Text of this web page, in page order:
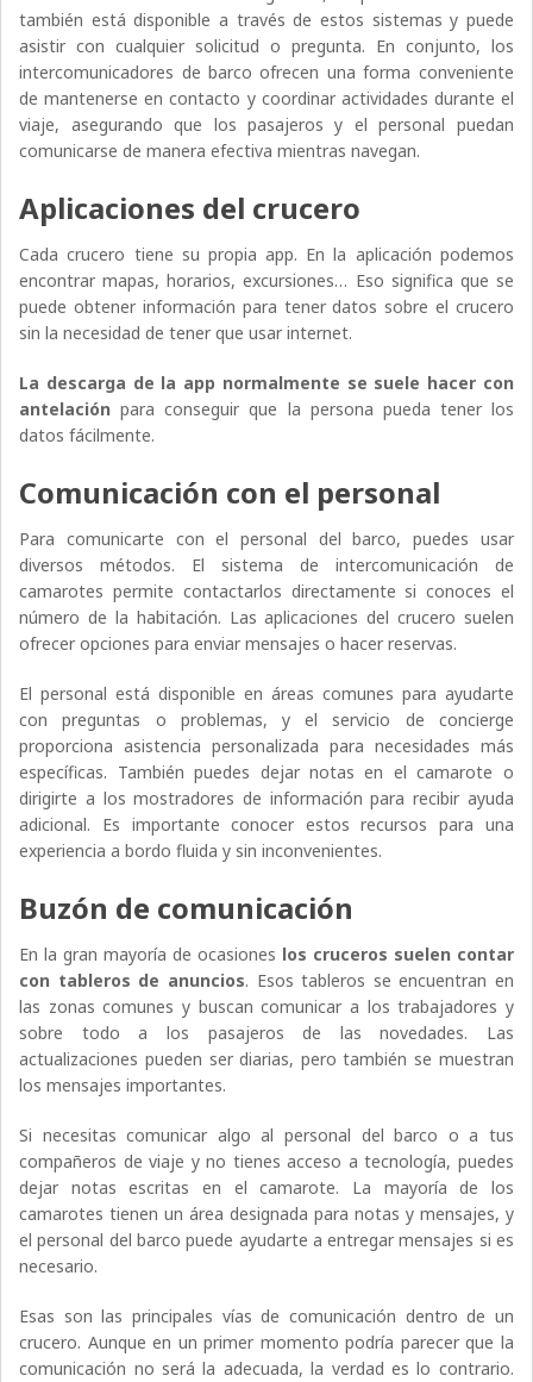
también está disponible a través de estos sistemas y puede
asistir con cualquier solicitud o pregunta. En conjunto, los
intercomunicadores de barco ofrecen una forma conveniente
de mantenerse en contacto y coordinar actividades durante el
viaje, asegurando que los pasajeros y el personal puedan
comunicarse de manera efectiva mientras navegan.
Aplicaciones del crucero
Cada crucero tiene su propia app. En la aplicación podemos
encontrar mapas, horarios, excursiones… Eso significa que se
puede obtener información para tener datos sobre el crucero
sin la necesidad de tener que usar internet.
La descarga de la app normalmente se suele hacer con
antelaciónpara conseguir que la persona pueda tener los
datos fácilmente.
Comunicación con el personal
Para comunicarte con el personal del barco, puedes usar
diversos métodos. El sistema de intercomunicación de
camarotes permite contactarlos directamente si conoces el
número de la habitación. Las aplicaciones del crucero suelen
ofrecer opciones para enviar mensajes o hacer reservas.
El personal está disponible en áreas comunes para ayudarte
con preguntas o problemas, y el servicio de concierge
proporciona asistencia personalizada para necesidades más
específicas. También puedes dejar notas en el camarote o
dirigirte a los mostradores de información para recibir ayuda
adicional. Es importante conocer estos recursos para una
experiencia a bordo fluida y sin inconvenientes.
Buzón de comunicación
En la gran mayoría de ocasiones los cruceros suelen contar
con tableros de anuncios. Esos tableros se encuentran en
las zonas comunes y buscan comunicar a los trabajadores y
sobre todo a los pasajeros de las novedades. Las
actualizaciones pueden ser diarias, pero también se muestran
los mensajes importantes.
Si necesitas comunicar algo al personal del barco o a tus
compañeros de viaje y no tienes acceso a tecnología, puedes
dejar notas escritas en el camarote. La mayoría de los
camarotes tienen un área designada para notas y mensajes, y
el personal del barco puede ayudarte a entregar mensajes si es
necesario.
Esas son las principales vías de comunicación dentro de un
crucero. Aunque en un primer momento podría parecer que la
comunicación no será la adecuada, la verdad es lo contrario.